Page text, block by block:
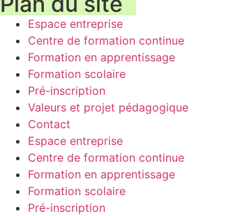
Espace entreprise
Centre de formation continue
Formation en apprentissage
Formation scolaire
Pré-inscription
Valeurs et projet pédagogique
Contact
Espace entreprise
Centre de formation continue
Formation en apprentissage
Formation scolaire
Pré-inscription